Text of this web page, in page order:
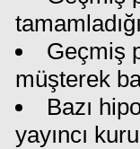
Geçmiş
müşterek
Bazı
yayıncı